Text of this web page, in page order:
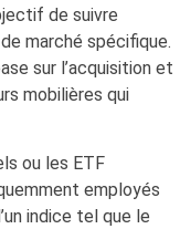
de suivre
marché spécifique.
sur l’acquisition et
mobilières qui
ou les ETF
employés
indice tel que le